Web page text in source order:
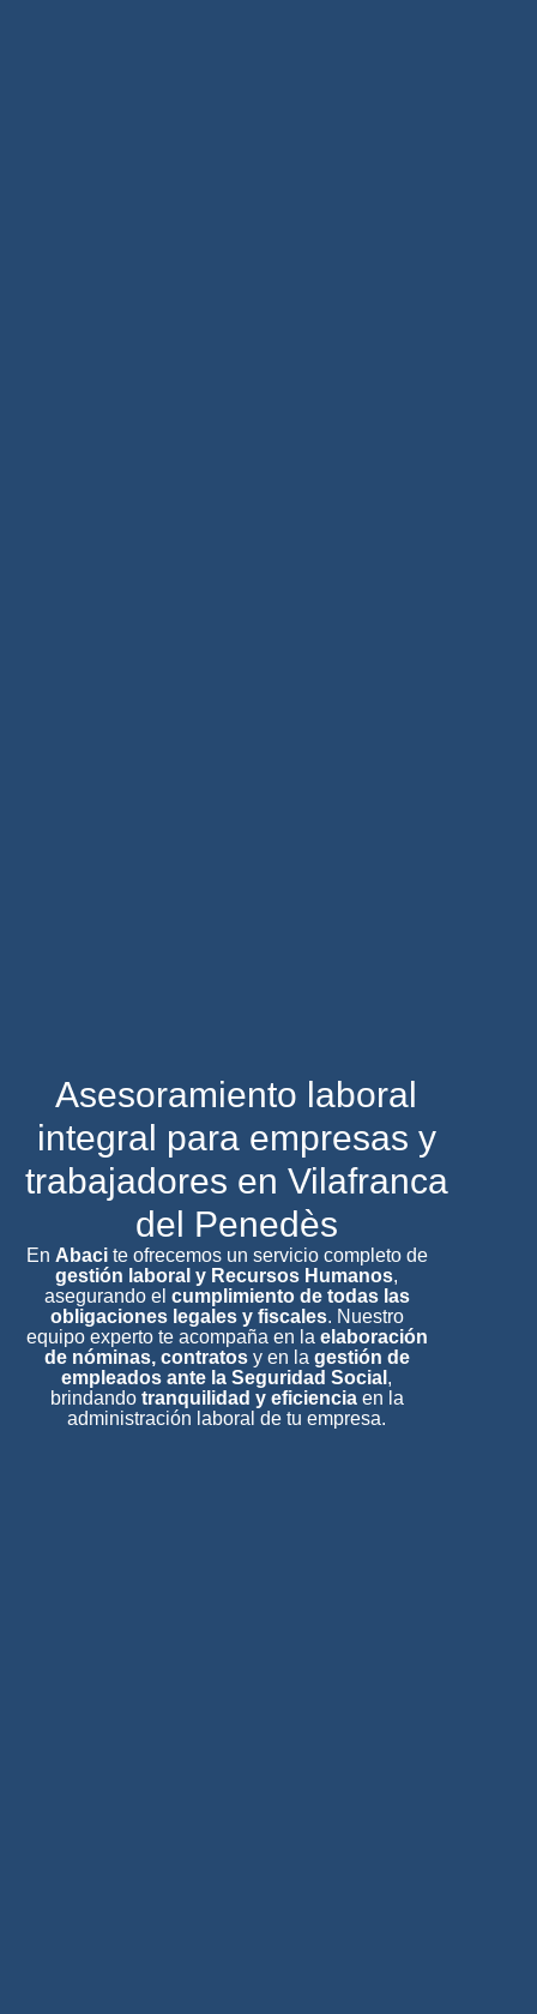
Asesoramiento laboral
integral para empresas y
trabajadores en Vilafranca
del Penedès
En Abacite ofrecemos un servicio completo de
gestión laboral y Recursos Humanos,
asegurando el cumplimiento de todas las
obligaciones legales y fiscales. Nuestro
equipo experto te acompaña en la elaboración
de nóminas, contratosy en la gestión de
empleados ante la Seguridad Social ,
brindando tranquilidad y eficienciaen la
administración laboral de tu empresa.